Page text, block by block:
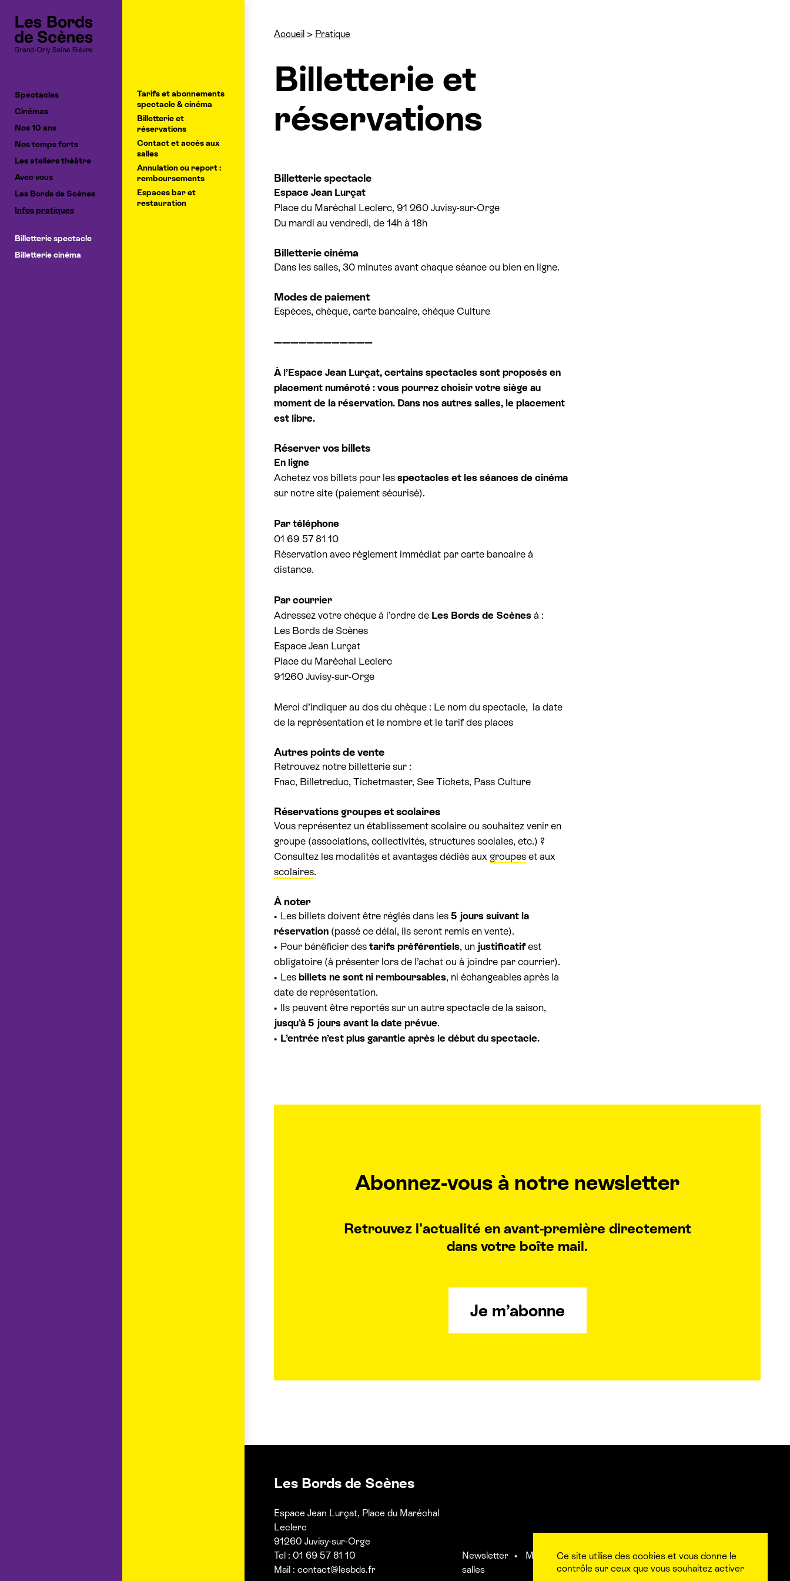
Spectacles
Cinémas
Nos 10 ans
Nos temps forts
Les ateliers théâtre
Avec vous
Les Bords de Scènes
Infos pratiques
Tarifs et abonnements
spectacle & cinéma
Billetterie et
réservations
Contact et accès aux
salles
Annulation ou report :
remboursements
Espaces bar et
restauration
Billetterie spectacle
Billetterie cinéma
Accueil Pratique
Billetterie et
réservations
Billetterie spectacle
Espace Jean Lurçat
Place du Maréchal Leclerc, 91 260 Juvisy-sur-Orge
Du mardi au vendredi, de 14h à 18h
Billetterie cinéma
Dans les salles, 30 minutes avant chaque séance ou bien en ligne.
Modes de paiement
Espèces, chèque, carte bancaire, chèque Culture
————————————
À l’Espace Jean Lurçat, certains spectacles sont proposés en
placement numéroté : vous pourrez choisir votre siège au
moment de la réservation. Dans nos autres salles, le placement
est libre.
Réserver vos billets
En ligne
Achetez vos billets pour les spectacles et les séances de cinéma
sur notre site (paiement sécurisé).
Par téléphone
01 69 57 81 10
Réservation avec règlement immédiat par carte bancaire à
distance.
Par courrier
Adressez votre chèque à l’ordre de Les Bords de Scènes à :
Les Bords de Scènes
Espace Jean Lurçat
Place du Maréchal Leclerc
91260 Juvisy-sur-Orge
Merci d’indiquer au dos du chèque : Le nom du spectacle, la date
de la représentation et le nombre et le tarif des places
Autres points de vente
Retrouvez notre billetterie sur :
Fnac, Billetreduc, Ticketmaster, See Tickets, Pass Culture
Réservations groupes et scolaires
Vous représentez un établissement scolaire ou souhaitez venir en
groupe (associations, collectivités, structures sociales, etc.) ?
Consultez les modalités et avantages dédiés aux groupes et aux
scolaires.
À noter
Les billets doivent être réglés dans les5 jours suivant la
réservation (passé ce délai, ils seront remis en vente).
Pour bénéficier destarifs préférentiels, un justificatifest
obligatoire (à présenter lors de l’achat ou à joindre par courrier).
Lesbillets ne sont ni remboursables, ni échangeables après la
date de représentation.
Ils peuvent être reportés sur un autre spectacle de la saison,
jusqu’à 5 jours avant la date prévue.
L’entrée n’est plus garantie après le début du spectacle.
Abonnez-vous à notre newsletter
Retrouvez l'actualité en avant-première directement
dans votre boîte mail.
Je m’abonne
Les Bords de Scènes
Espace Jean Lurçat, Place du Maréchal
Leclerc
91260 Juvisy-sur-Orge
Tel : 01 69 57 81 10
Mail : contact@lesbds.fr
Newsletter Mentions légales L’équipe
Contact et accès aux
salles
Ce site utilise des cookies et vous donne le
contrôle sur ceux que vous souhaitez activer